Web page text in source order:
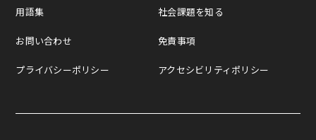
用語集
お問い合わせ
プライバシーポリシー
社会課題を知る
免責事項
アクセシビリティポリシー